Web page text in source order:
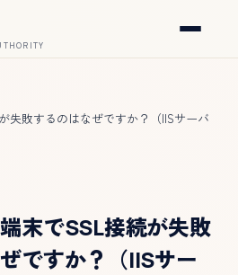
失敗するのはなぜですか？（IISサーバ
末でSSL接続が失敗
ですか？（IISサー